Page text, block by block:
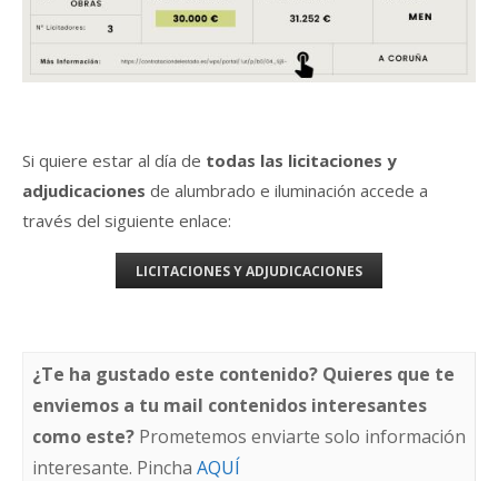
Si quiere estar al día de todas las licitaciones y
adjudicaciones de alumbrado e iluminación accede a
través del siguiente enlace:
LICITACIONES Y ADJUDICACIONES
¿Te ha gustado este contenido? Quieres que te
enviemos a tu mail contenidos interesantes
como este? Prometemos enviarte solo información
interesante. Pincha AQUÍ